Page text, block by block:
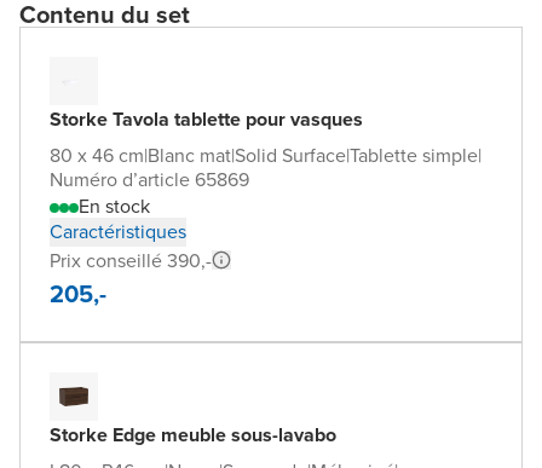
Contenu du set
Storke Tavola tablette pour vasques
80 x 46 cm|Blanc mat|Solid Surface|Tablette simple|
Numéro d’article 65869
En stock
Caractéristiques
Prix conseillé 390,-
205,-
Storke Edge meuble sous-lavabo